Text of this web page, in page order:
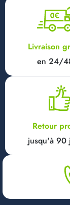
Livraison
en 24/
Retour
jusqu'à 90